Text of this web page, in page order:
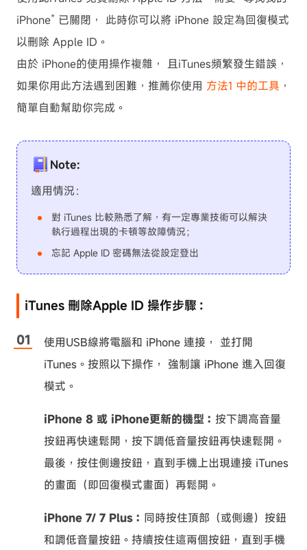
iPhone” 已關閉， 此時你可以將 iPhone 設定為回復模式
以刪除 Apple ID。
由於 iPhone的使用操作複雜， 且iTunes頻繁發生錯誤，
如果你用此方法遇到困難，推薦你使用 方法1 中的工具 ，
簡單自動幫助你完成。
Note:
適用情況：
對 iTunes 比較熟悉了解，有一定專業技術可以解決
執行過程出現的卡頓等故障情況；
忘記 Apple ID 密碼無法從設定登出
iTunes 刪除Apple ID 操作步驟：
使用USB線將電腦和 iPhone 連接， 並打開
iTunes。按照以下操作， 強制讓 iPhone 進入回復
模式。
iPhone 8 或 iPhone更新的機型： 按下調高音量
按鈕再快速鬆開，按下調低音量按鈕再快速鬆開。
最後，按住側邊按鈕，直到手機上出現連接 iTunes
的畫面（即回復模式畫面）再鬆開。
iPhone 7/ 7 Plus： 同時按住頂部（或側邊）按鈕
和調低音量按鈕。持續按住這兩個按鈕，直到手機